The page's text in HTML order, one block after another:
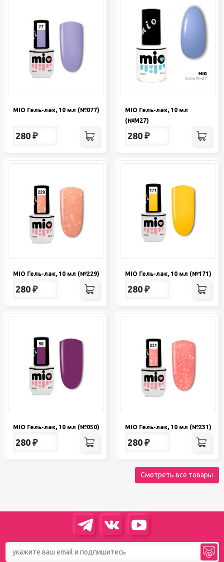
MIO Гель-лак, 10 мл (№077)
280 ₽
MIO Гель-лак, 10 мл
(№М27)
280 ₽
MIO Гель-лак, 10 мл (№229)
280 ₽
MIO Гель-лак, 10 мл (№171)
280 ₽
MIO Гель-лак, 10 мл (№050)
280 ₽
MIO Гель-лак, 10 мл (№231)
280 ₽
Смотреть все товары